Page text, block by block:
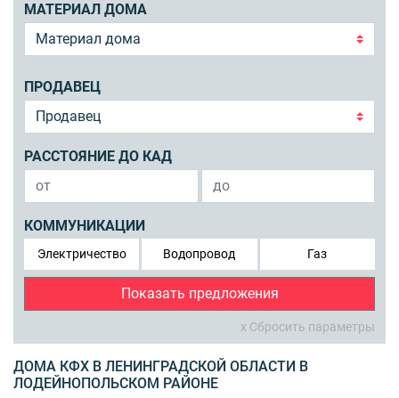
МАТЕРИАЛ ДОМА
ПРОДАВЕЦ
РАССТОЯНИЕ ДО КАД
КОММУНИКАЦИИ
Электричество Водопровод Газ
Показать предложения
x Сбросить параметры
ДОМА КФХ В ЛЕНИНГРАДСКОЙ ОБЛАСТИ В
ЛОДЕЙНОПОЛЬСКОМ РАЙОНЕ